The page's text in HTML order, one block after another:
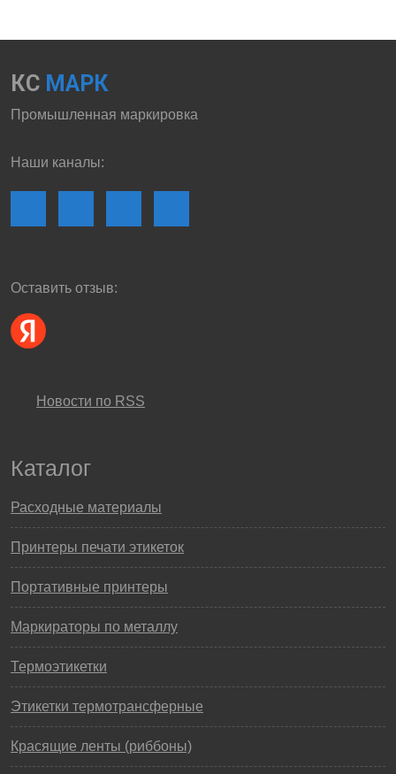
КС МАРК
Промышленная маркировка
Наши каналы:
Оставить отзыв:
Новости по RSS
Каталог
Расходные материалы
Принтеры печати этикеток
Портативные принтеры
Маркираторы по металлу
Термоэтикетки
Этикетки термотрансферные
Красящие ленты (риббоны)